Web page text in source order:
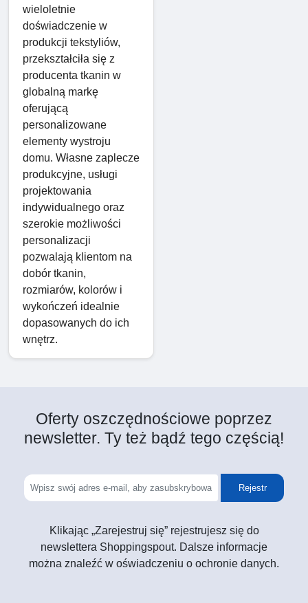
wieloletnie
doświadczenie w
produkcji tekstyliów,
przekształciła się z
producenta tkanin w
globalną markę
oferującą
personalizowane
elementy wystroju
domu. Własne zaplecze
produkcyjne, usługi
projektowania
indywidualnego oraz
szerokie możliwości
personalizacji
pozwalają klientom na
dobór tkanin,
rozmiarów, kolorów i
wykończeń idealnie
dopasowanych do ich
wnętrz.
Oferty oszczędnościowe poprzez
newsletter. Ty też bądź tego częścią!
Rejestr
Klikając „Zarejestruj się” rejestrujesz się do
newslettera Shoppingspout. Dalsze informacje
można znaleźć w oświadczeniu o ochronie danych.